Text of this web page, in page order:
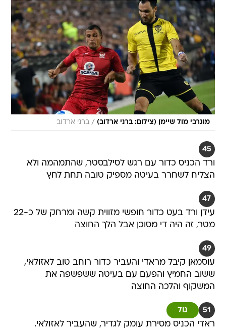
מוגרבי מול שיימן (צילום: ברני ארדוב) / ברני ארדוב
45
ורד הכניס כדור עם רגש לסילבסטר, שהתמהמה ולא
הצליח לשחרר בעיטה מספיק טובה תחת לחץ
47
עידן ורד בעט כדור חופשי מזווית קשה ומרחק של כ-22
מטר, זה היה די מסוכן אבל הלך החוצה
49
עוסמאן קיבל מראדי והעביר כדור רוחב טוב לאזולאי,
ששוב החמיץ והפעם עם בעיטה ששפשפה את
המשקוף והלכה החוצה
51 גול
ראדי הכניס מסירת עומק לגדיר, שהעביר לאזולאי.